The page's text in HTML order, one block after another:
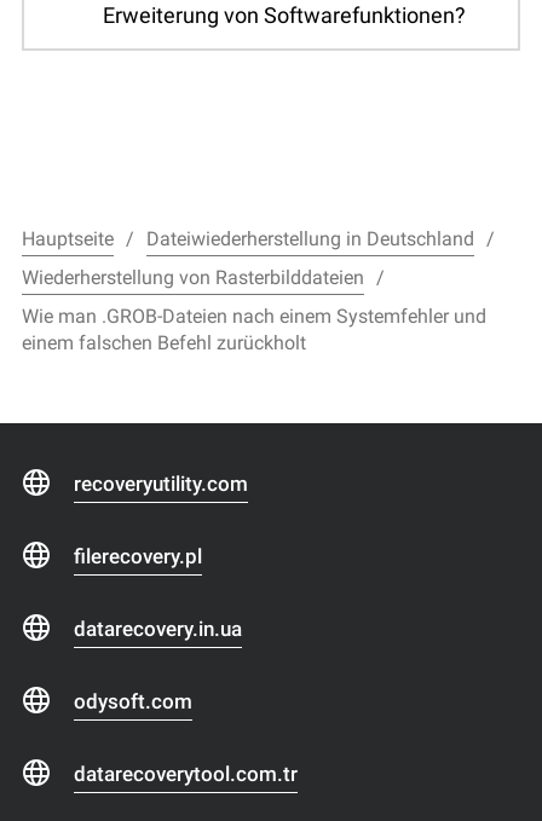
Erweiterung von Softwarefunktionen?
Hauptseite
Dateiwiederherstellung in Deutschland
Wiederherstellung von Rasterbilddateien
Wie man .GROB-Dateien nach einem Systemfehler und
einem falschen Befehl zurückholt
recoveryutility.com
filerecovery.pl
datarecovery.in.ua
odysoft.com
datarecoverytool.com.tr